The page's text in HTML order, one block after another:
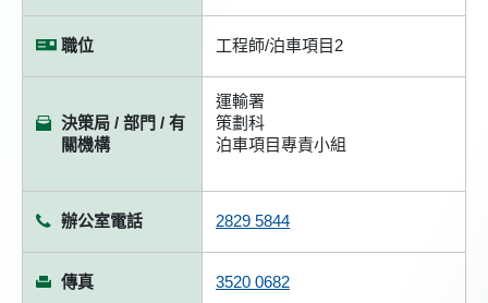
職位 工程師/泊車項目2
決策局 / 部門 / 有
關機構
運輸署
策劃科
泊車項目專責小組
辦公室電話 2829 5844
傳真 3520 0682